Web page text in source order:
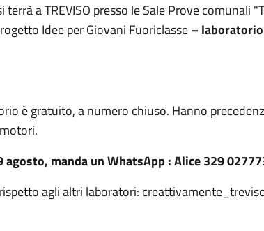
terrà a TREVISO presso le Sale Prove comunali
Idee per Giovani Fuoriclasse– laboratorio
è gratuito, a numero chiuso. Hanno
manda un WhatsApp :Alice 329
agli altri laboratori: